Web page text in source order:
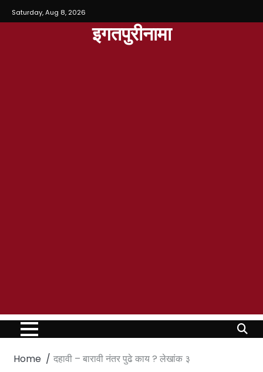
Saturday, Aug 8, 2026
इगतपुरीनामा
Home दहावी – बारावी नंतर पुढे काय ? लेखांक ३